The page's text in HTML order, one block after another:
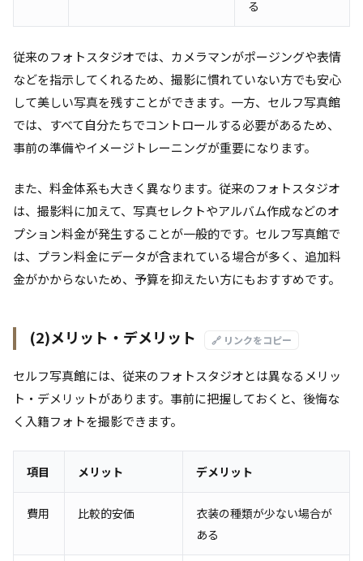
る
従来のフォトスタジオでは、カメラマンがポージングや表情
などを指示してくれるため、撮影に慣れていない方でも安心
して美しい写真を残すことができます。一方、セルフ写真館
では、すべて自分たちでコントロールする必要があるため、
事前の準備やイメージトレーニングが重要になります。
また、料金体系も大きく異なります。従来のフォトスタジオ
は、撮影料に加えて、写真セレクトやアルバム作成などのオ
プション料金が発生することが一般的です。セルフ写真館で
は、プラン料金にデータが含まれている場合が多く、追加料
金がかからないため、予算を抑えたい方にもおすすめです。
(2)メリット・デメリット 🔗 リンクをコピー
セルフ写真館には、従来のフォトスタジオとは異なるメリッ
ト・デメリットがあります。事前に把握しておくと、後悔な
く入籍フォトを撮影できます。
項目 メリット デメリット
費用 比較的安価
衣装の種類が少ない場合が
ある